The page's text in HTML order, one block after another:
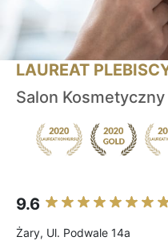
LAUREAT
Salon Kosmetyczny
9.6
Żary, Ul. Podwale 14a